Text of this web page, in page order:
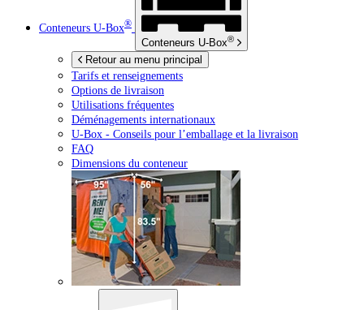
Conteneurs U-Box®
Conteneurs U-Box®
Retour au menu principal
Tarifs et renseignements
Options de livraison
Utilisations fréquentes
Déménagements internationaux
U-Box - Conseils pour l’emballage et la livraison
FAQ
Dimensions du conteneur